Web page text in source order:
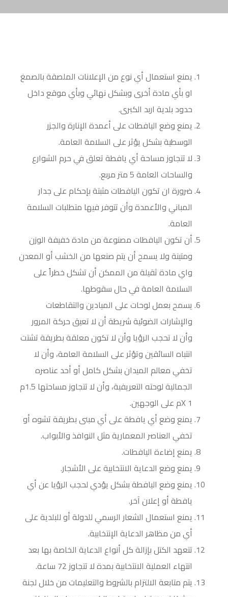
يمنع استعمال أي نوع من الإعلانات الملصقة بالصمغ
او بأي مادة أخرى وبشكل نهائي وبأي موقع داخل
حدود بلدية اربد الكبرى.
يمنع وضع اليافطات على أعمدة الإنارة والجزر
الوسطية بشكل يؤثر على السلامة العامة.
لا تتجاوز مساحة أي يافطة تعلق في حرم الشوارع
والساحات العامة 5 متر مربع.
ضرورة ان تكون اليافطات مثبتة بإحكام على جدار
المباني والأعمدة وأن تتوفر فيها متطلبات السلامة
العامة.
أن تكون اليافطات مصنوعة من مادة خفيفة الوزن
ومتينة ولا يسمح أن يتم صنعها من الخشب أو المعدن
واي مادة ثقيلة من الممكن أن تشكل خطراً على
السلامة العامة في حال سقوطها.
يسمح بعمل لوحات على الميادين والتقاطعات
والإشارات الضوئية شريطة أن لا تعيق حركة المرور
وأن لا تحجب الرؤيا وأن لا تكون معلقة بطريقة تشتت
انتباه السائقين وتؤثر على السلامة العامة، وأن لا
تخفي معالم الميدان بشكل كامل أو أحد عناصره
الجمالية لوحته التعريفية، وأن لا تتجاوز مساحتها 1.5م
X 1م على الوجهين.
يمنع وضع أي يافطة على أي مبنى بطريقة تشوه أو
تخفي العناصر المعمارية مثل النوافذ والأبواب.
يمنع إضاءة اليافطات.
يمنع وضع الدعاية الانتخابية على الأشجار.
يمنع وضع اليافطة بشكل يؤدي لحجب الرؤيا عن أي
يافطة أو إعلان آخر.
يمنع استعمال الشعار الرسمي للدولة أو للبلدية على
أي من مظاهر الدعاية الإنتخابية.
تتعهد الكتل بإزالة كل أنواع الدعاية الخاصة بها بعد
انتهاء العملية الانتخابية بمدة لا تتجاوز 72 ساعة.
يتم متابعة الالتزام بالشروط والتعليمات من خلال لجنة